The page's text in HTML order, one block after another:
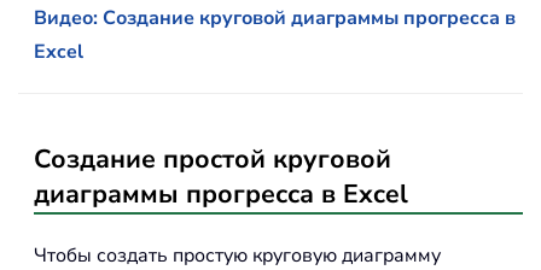
Видео: Создание круговой диаграммы прогресса в
Excel
Создание простой круговой
диаграммы прогресса в Excel
Чтобы создать простую круговую диаграмму